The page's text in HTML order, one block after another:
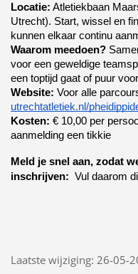
Locatie: Atletiekbaan
Utrecht). Start, wissel en
kunnen elkaar continu
Waarom meedoen?
voor een geweldige
een toptijd gaat of puur
Website: Voor alle
utrechtatletiek.nl/
Kosten: € 10,00 per
aanmelding een tikkie
Meld je snel aan, zodat
inschrijven: Vul daarom
Laatste wijziging: 26-05-